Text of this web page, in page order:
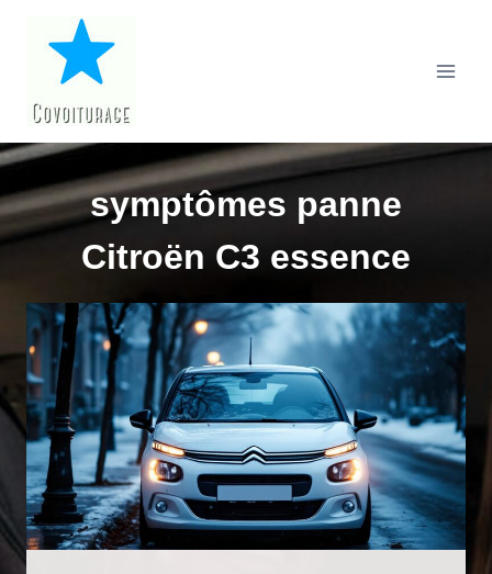
contenu
symptômes panne
Citroën C3 essence